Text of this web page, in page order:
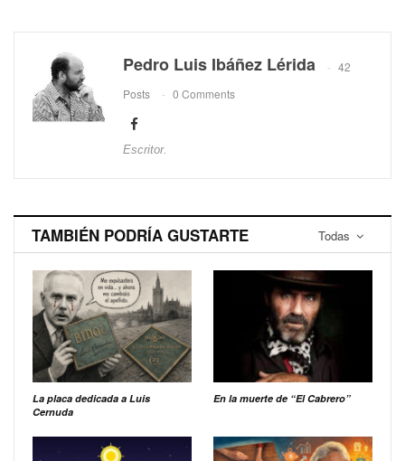
Pedro Luis Ibáñez Lérida
42
Posts
0 Comments
Escritor.
Todas
TAMBIÉN PODRÍA GUSTARTE
La placa dedicada a Luis
Cernuda
En la muerte de “El Cabrero”